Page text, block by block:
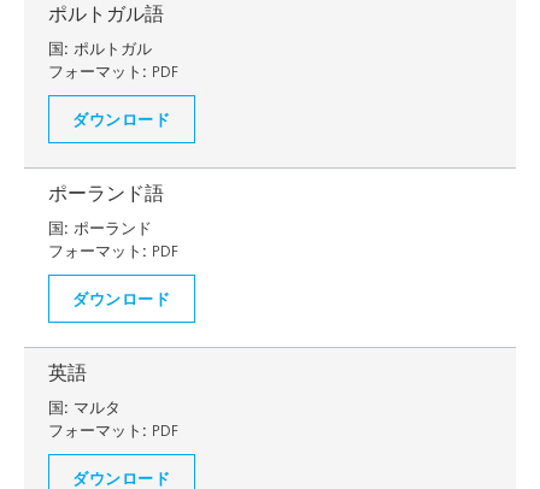
ポルトガル語
国: ポルトガル
フォーマット: PDF
ダウンロード
ポーランド語
国: ポーランド
フォーマット: PDF
ダウンロード
英語
国: マルタ
フォーマット: PDF
ダウンロード